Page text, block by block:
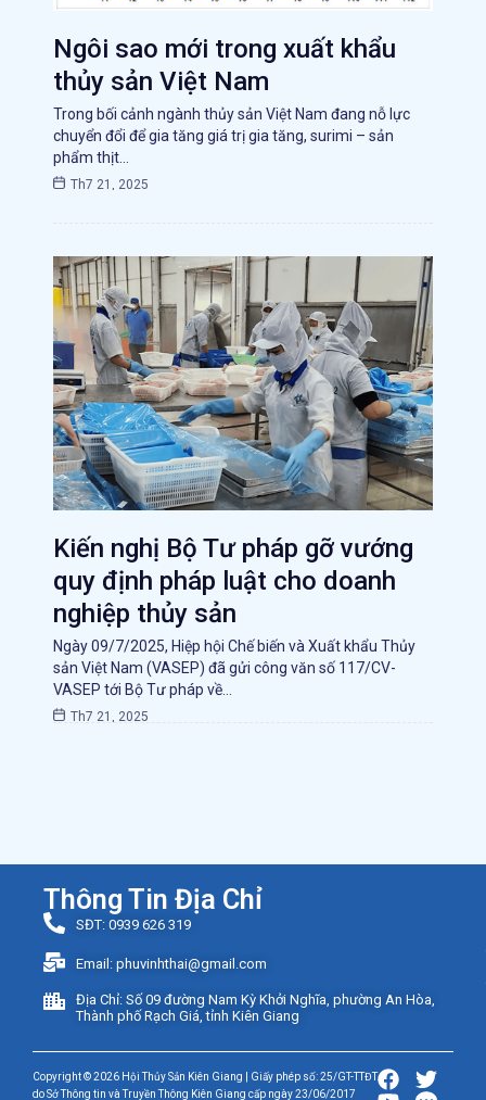
Ngôi sao mới trong xuất khẩu
thủy sản Việt Nam
Trong bối cảnh ngành thủy sản Việt Nam đang nỗ lực
chuyển đổi để gia tăng giá trị gia tăng, surimi – sản
phẩm thịt…
Th7 21, 2025
Kiến nghị Bộ Tư pháp gỡ vướng
quy định pháp luật cho doanh
nghiệp thủy sản
Ngày 09/7/2025, Hiệp hội Chế biến và Xuất khẩu Thủy
sản Việt Nam (VASEP) đã gửi công văn số 117/CV-
VASEP tới Bộ Tư pháp về…
Th7 21, 2025
Thông Tin Địa Chỉ
SĐT: 0939 626 319
Email: phuvinhthai@gmail.com
Địa Chỉ: Số 09 đường Nam Kỳ Khởi Nghĩa, phường An Hòa,
Thành phố Rạch Giá, tỉnh Kiên Giang
Copyright © 2026 Hội Thủy Sản Kiên Giang | Giấy phép số: 25/GT-TTĐT
do Sở Thông tin và Truyền Thông Kiên Giang cấp ngày 23/06/2017